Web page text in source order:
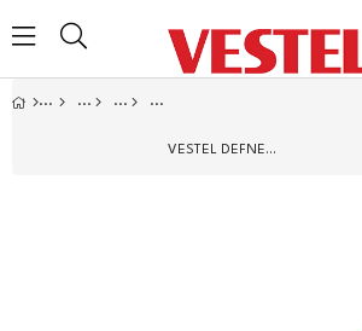
Home
Link Link
VESTEL DEFNE SAÇ DÜZLEŞTIRICI